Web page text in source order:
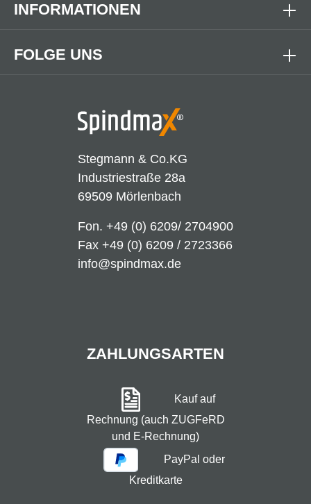
Stegmann & Co.KG
Industriestraße 28a
69509 Mörlenbach
Fon. +49 (0) 6209/ 2704900
Fax +49 (0) 6209 / 2723366
info@spindmax.de
FOLGE UNS
INFORMATIONEN
ZAHLUNGSARTEN
Kauf auf
Rechnung (auch ZUGFeRD
und E-Rechnung)
PayPal oder
Kreditkarte